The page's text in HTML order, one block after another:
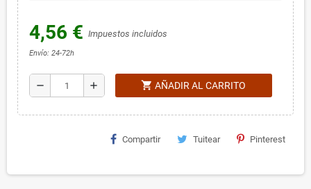
4,56 € Impuestos incluidos
Envío: 24-72h
remove add shopping_cart AÑADIR AL CARRITO
Compartir Tuitear Pinterest